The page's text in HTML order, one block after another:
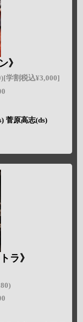
》
学割税込¥3,000]
菅原高志(ds)
ラ》